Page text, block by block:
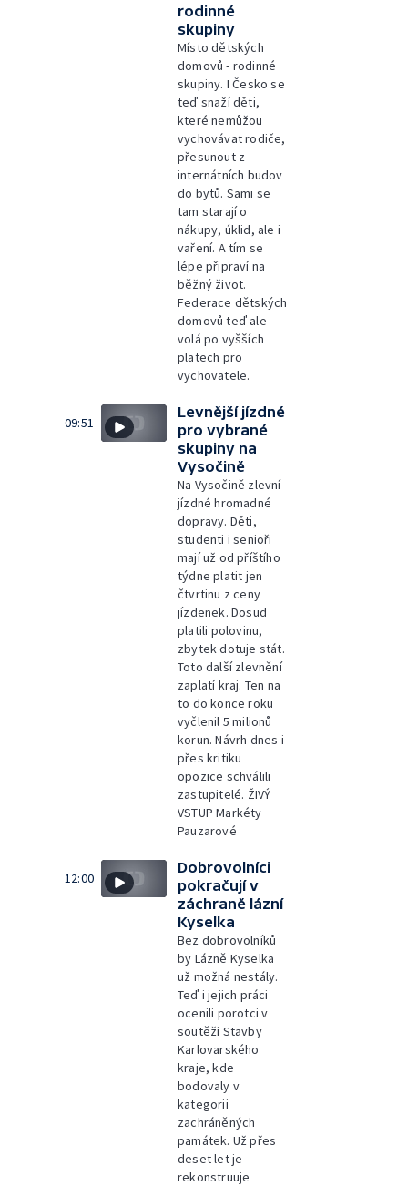
rodinné
skupiny
Místo dětských
domovů - rodinné
skupiny. I Česko se
teď snaží děti,
které nemůžou
vychovávat rodiče,
přesunout z
internátních budov
do bytů. Sami se
tam starají o
nákupy, úklid, ale i
vaření. A tím se
lépe připraví na
běžný život.
Federace dětských
domovů teď ale
volá po vyšších
platech pro
vychovatele.
09:51
Levnější jízdné
pro vybrané
skupiny na
Vysočině
Na Vysočině zlevní
jízdné hromadné
dopravy. Děti,
studenti i senioři
mají už od příštího
týdne platit jen
čtvrtinu z ceny
jízdenek. Dosud
platili polovinu,
zbytek dotuje stát.
Toto další zlevnění
zaplatí kraj. Ten na
to do konce roku
vyčlenil 5 milionů
korun. Návrh dnes i
přes kritiku
opozice schválili
zastupitelé. ŽIVÝ
VSTUP Markéty
Pauzarové
12:00
Dobrovolníci
pokračují v
záchraně lázní
Kyselka
Bez dobrovolníků
by Lázně Kyselka
už možná nestály.
Teď i jejich práci
ocenili porotci v
soutěži Stavby
Karlovarského
kraje, kde
bodovaly v
kategorii
zachráněných
památek. Už přes
deset let je
rekonstruuje